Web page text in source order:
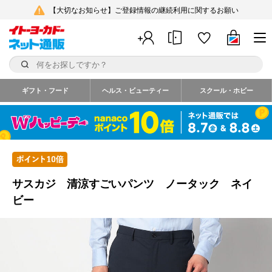
【大切なお知らせ】ご登録情報の継続利用に関するお願い
ギフト・フード ヘルス・ビューティー スクール・ホビー
サスカジ 清涼すごいパンツ ノータック ネイ
ビー